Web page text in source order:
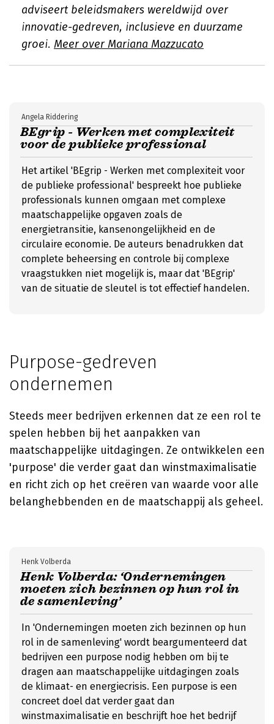
adviseert beleidsmakers wereldwijd over
innovatie-gedreven, inclusieve en duurzame
groei. Meer over Mariana Mazzucato
BEgrip - Werken met complexiteit
voor de publieke professional
Angela Riddering
Het artikel 'BEgrip - Werken met complexiteit voor
de publieke professional' bespreekt hoe publieke
professionals kunnen omgaan met complexe
maatschappelijke opgaven zoals de
energietransitie, kansenongelijkheid en de
circulaire economie. De auteurs benadrukken dat
complete beheersing en controle bij complexe
vraagstukken niet mogelijk is, maar dat 'BEgrip'
van de situatie de sleutel is tot effectief handelen.
Purpose-gedreven
ondernemen
Steeds meer bedrijven erkennen dat ze een rol te
spelen hebben bij het aanpakken van
maatschappelijke uitdagingen. Ze ontwikkelen een
'purpose' die verder gaat dan winstmaximalisatie
en richt zich op het creëren van waarde voor alle
belanghebbenden en de maatschappij als geheel.
Henk Volberda: ‘Ondernemingen
moeten zich bezinnen op hun rol in
de samenleving’
Henk Volberda
In 'Ondernemingen moeten zich bezinnen op hun
rol in de samenleving' wordt beargumenteerd dat
bedrijven een purpose nodig hebben om bij te
dragen aan maatschappelijke uitdagingen zoals
de klimaat- en energiecrisis. Een purpose is een
concreet doel dat verder gaat dan
winstmaximalisatie en beschrijft hoe het bedrijf